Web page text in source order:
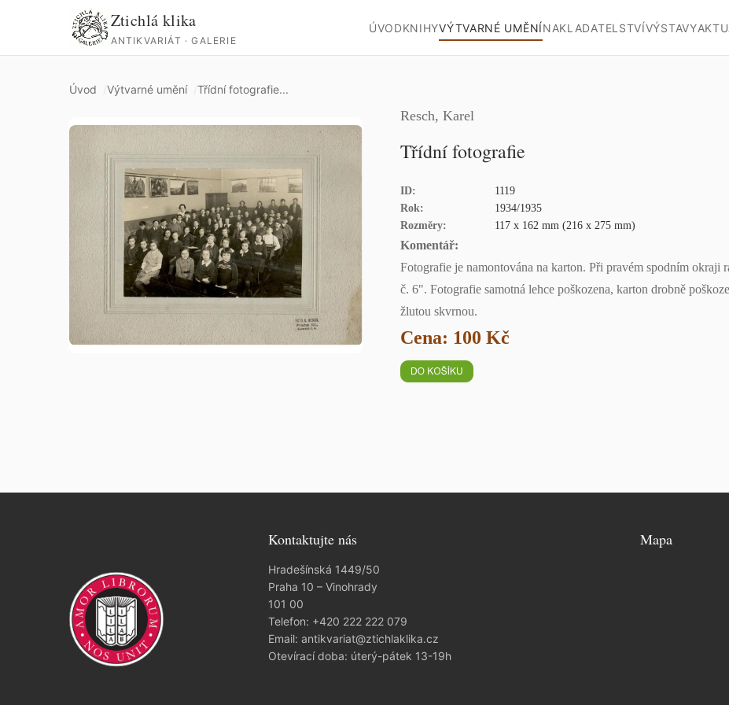
Ztichlá klika
ANTIKVARIÁT · GALERIE
ÚVODKNIHYVÝTVARNÉ UMĚNÍNAKLADATELSTVÍVÝSTAVY
Úvod Výtvarné umění Třídní fotografie...
Resch, Karel
Třídní fotografie
ID:
1119
Rok:
1934/1935
Rozměry:
117 x 162 mm (216 x 275 mm)
Komentář:
Fotografie je namontována na karton. Při pravém spodním
č. 6". Fotografie samotná lehce poškozena, karton drobně
žlutou skvrnou.
Cena: 100 Kč
Kontaktujte nás
Hradešínská 1449/50
Praha 10 – Vinohrady
101 00
Telefon: +420 222 222 079
Email: antikvariat@ztichlaklika.cz
Otevírací doba: úterý-pátek 13-19h
Mapa